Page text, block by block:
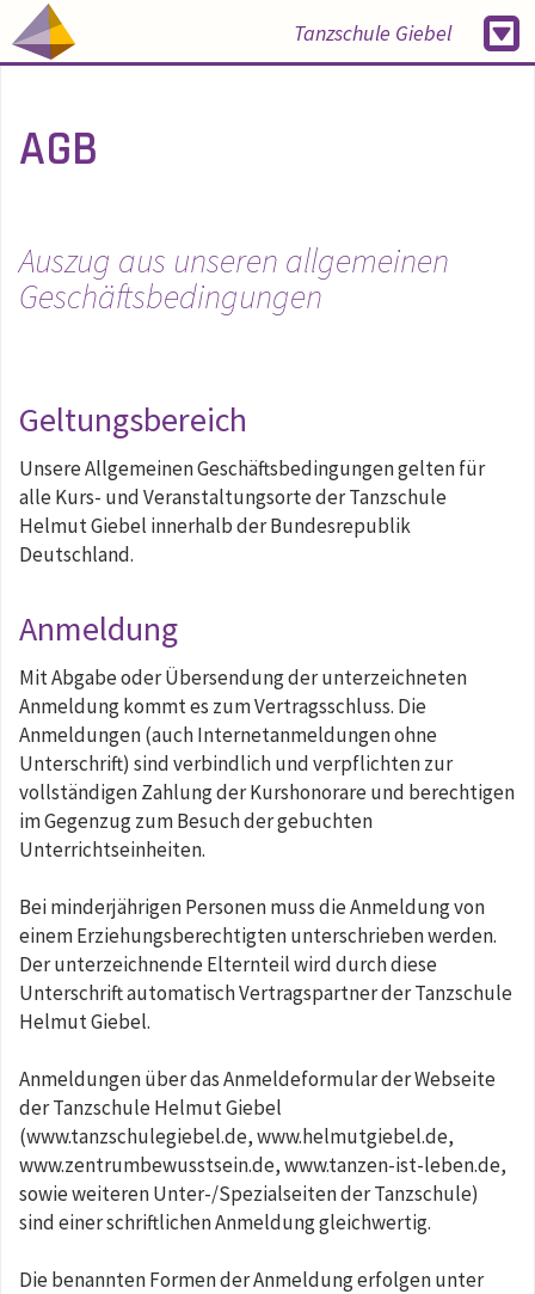
Tanzschule Giebel
AGB
Auszug aus unseren allgemeinen
Geschäftsbedingungen
Geltungsbereich
Unsere Allgemeinen Geschäftsbedingungen gelten für
alle Kurs- und Veranstaltungsorte der Tanzschule
Helmut Giebel innerhalb der Bundesrepublik
Deutschland.
Anmeldung
Mit Abgabe oder Übersendung der unterzeichneten
Anmeldung kommt es zum Vertragsschluss. Die
Anmeldungen (auch Internetanmeldungen ohne
Unterschrift) sind verbindlich und verpflichten zur
vollständigen Zahlung der Kurshonorare und berechtigen
im Gegenzug zum Besuch der gebuchten
Unterrichtseinheiten.
Bei minderjährigen Personen muss die Anmeldung von
einem Erziehungsberechtigten unterschrieben werden.
Der unterzeichnende Elternteil wird durch diese
Unterschrift automatisch Vertragspartner der Tanzschule
Helmut Giebel.
Anmeldungen über das Anmeldeformular der Webseite
der Tanzschule Helmut Giebel
(www.tanzschulegiebel.de, www.helmutgiebel.de,
www.zentrumbewusstsein.de, www.tanzen-ist-leben.de,
sowie weiteren Unter-/Spezialseiten der Tanzschule)
sind einer schriftlichen Anmeldung gleichwertig.
Die benannten Formen der Anmeldung erfolgen unter